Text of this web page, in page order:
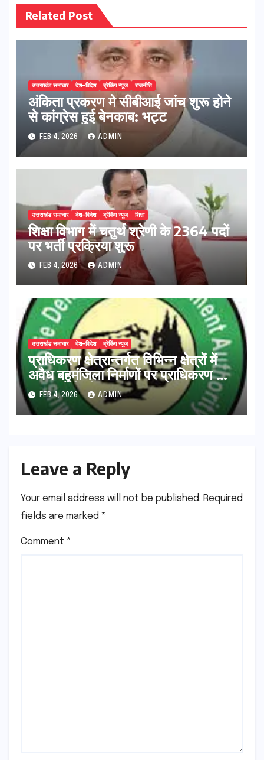
Related Post
उत्तराखंड समाचार देश-विदेश ब्रेकिंग न्यूज राजनीति
अंकिता प्रकरण मे सीबीआई जांच शुरू होने
से कांग्रेस हुई बेनकाब: भट्ट
FEB 4, 2026 ADMIN
उत्तराखंड समाचार देश-विदेश ब्रेकिंग न्यूज शिक्षा
शिक्षा विभाग में चतुर्थ श्रेणी के 2364 पदों
पर भर्ती प्रक्रिया शुरू
FEB 4, 2026 ADMIN
उत्तराखंड समाचार देश-विदेश ब्रेकिंग न्यूज
प्राधिकरण क्षेत्रान्तर्गत विभिन्न क्षेत्रों में
अवैध बहुमंजिला निर्माणों पर प्राधिकरण की
सख़्त कार्रवाई
FEB 4, 2026 ADMIN
Leave a Reply
Your email address will not be published. Required
fields are marked *
Comment *